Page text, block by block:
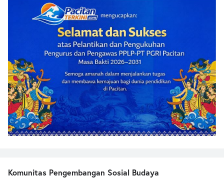
Komunitas Pengembangan Sosial Budaya